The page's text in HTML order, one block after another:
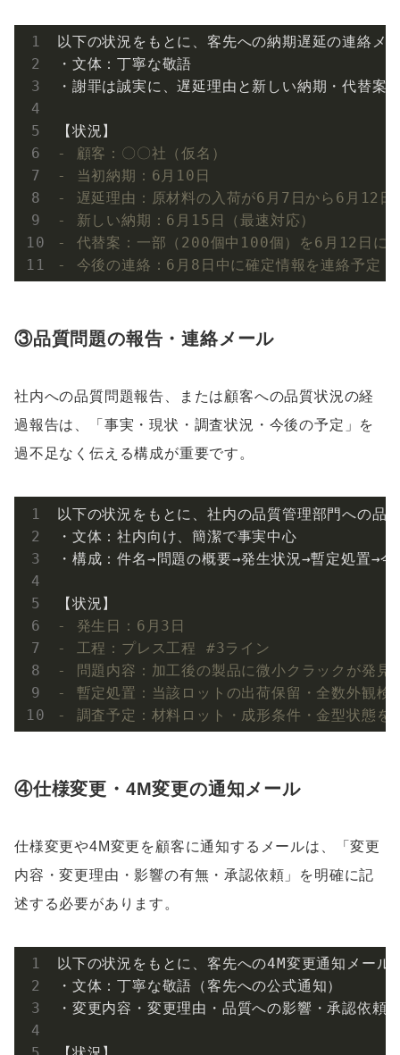
以下の状況をもとに、客先への納期遅延の連絡メ
・文体：丁寧な敬語
・謝罪は誠実に、遅延理由と新しい納期・代替案
- 顧客：〇〇社（仮名）
- 当初納期：6月10日
- 遅延理由：原材料の入荷が6月7日から6月12日
- 新しい納期：6月15日（最速対応）
- 代替案：一部（200個中100個）を6月12日に
- 今後の連絡：6月8日中に確定情報を連絡予定
③品質問題の報告・連絡メール
社内への品質問題報告、または顧客への品質状況の経
過報告は、「事実・現状・調査状況・今後の予定」を
過不足なく伝える構成が重要です。
以下の状況をもとに、社内の品質管理部門への品
・文体：社内向け、簡潔で事実中心
・構成：件名→問題の概要→発生状況→暫定処置→
- 発生日：6月3日
- 工程：プレス工程 #3ライン
- 問題内容：加工後の製品に微小クラックが発
- 暫定処置：当該ロットの出荷保留・全数外観検
- 調査予定：材料ロット・成形条件・金型状態を
④仕様変更・4M変更の通知メール
仕様変更や4M変更を顧客に通知するメールは、「変更
内容・変更理由・影響の有無・承認依頼」を明確に記
述する必要があります。
以下の状況をもとに、客先への4M変更通知メール
・文体：丁寧な敬語（客先への公式通知）
・変更内容・変更理由・品質への影響・承認依頼